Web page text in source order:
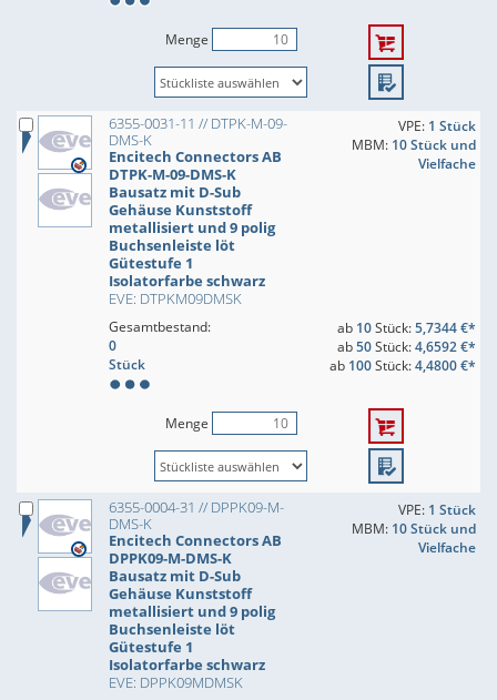
Menge
6355-0031-11 // DTPK-M-09-
DMS-K
Encitech Connectors AB
DTPK-M-09-DMS-K
Bausatz mit D-Sub
Gehäuse Kunststoff
metallisiert und 9 polig
Buchsenleiste löt
Gütestufe 1
Isolatorfarbe schwarz
EVE: DTPKM09DMSK
VPE: 1 Stück
MBM: 10 Stück und
Vielfache
Gesamtbestand:
0
Stück
ab 10Stück:5,7344 €*
ab50Stück:4,6592 €*
ab 100Stück:4,4800 €*
Menge
6355-0004-31 // DPPK09-M-
DMS-K
Encitech Connectors AB
DPPK09-M-DMS-K
Bausatz mit D-Sub
Gehäuse Kunststoff
metallisiert und 9 polig
Buchsenleiste löt
Gütestufe 1
Isolatorfarbe schwarz
EVE: DPPK09MDMSK
VPE: 1 Stück
MBM: 10 Stück und
Vielfache